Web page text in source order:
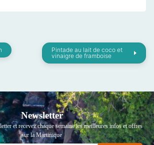
Pintade au lait de coco et
vinaigre de framboise
Newsletter
et recevez chaque semaine les meilleures infos et offres
sur la Martinique